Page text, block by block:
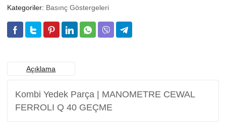
Kategoriler: Basınç Göstergeleri
Açıklama
Kombi Yedek Parça | MANOMETRE CEWAL
FERROLI Q 40 GEÇME